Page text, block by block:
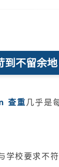
到不留余地
查重几乎是
校要求不符